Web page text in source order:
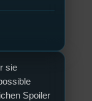
sie
Spoiler